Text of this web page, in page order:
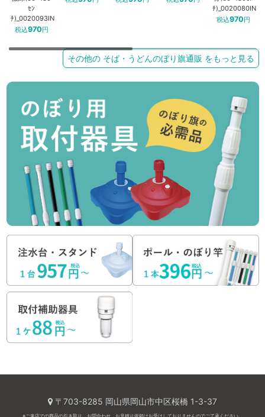
ｾﾝ
ﾁ)_0020093IN
税込970円
ﾁ)_0020080IN
税込970円
その他の そば・うどんのぼり旗通販 をもっと見る
〒703-8285 岡山県岡山市中区桜橋 1-3-37
※ご来店での商品の引き取り、お問合わせ、お見積り依頼はお受けしておりませんのでご了承ください。